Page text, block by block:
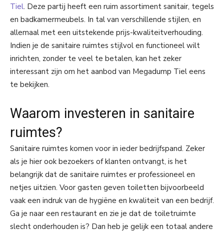
Tiel. Deze partij heeft een ruim assortiment sanitair, tegels
en badkamermeubels. In tal van verschillende stijlen, en
allemaal met een uitstekende prijs-kwaliteitverhouding.
Indien je de sanitaire ruimtes stijlvol en functioneel wilt
inrichten, zonder te veel te betalen, kan het zeker
interessant zijn om het aanbod van Megadump Tiel eens
te bekijken.
Waarom investeren in sanitaire
ruimtes?
Sanitaire ruimtes komen voor in ieder bedrijfspand. Zeker
als je hier ook bezoekers of klanten ontvangt, is het
belangrijk dat de sanitaire ruimtes er professioneel en
netjes uitzien. Voor gasten geven toiletten bijvoorbeeld
vaak een indruk van de hygiëne en kwaliteit van een bedrijf.
Ga je naar een restaurant en zie je dat de toiletruimte
slecht onderhouden is? Dan heb je gelijk een totaal andere